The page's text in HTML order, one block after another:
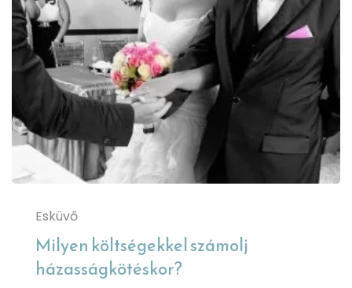
Esküvő
Milyen költségekkel számolj
házasságkötéskor?